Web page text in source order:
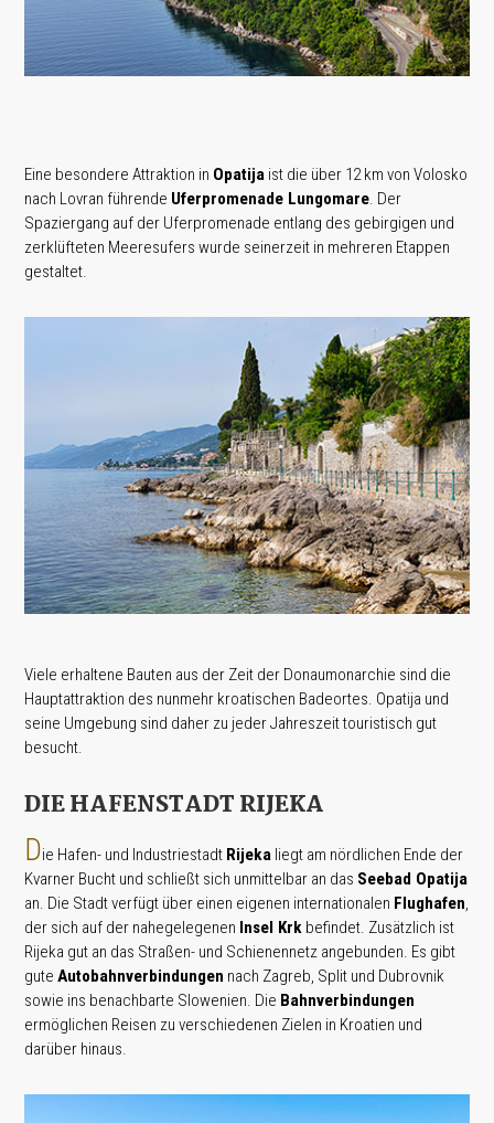
Eine besondere Attraktion in Opatija ist die über 12 km von Volosko
nach Lovran führende Uferpromenade Lungomare. Der
Spaziergang auf der Uferpromenade entlang des gebirgigen und
zerklüfteten Meeresufers wurde seinerzeit in mehreren Etappen
gestaltet.
Viele erhaltene Bauten aus der Zeit der Donaumonarchie sind die
Hauptattraktion des nunmehr kroatischen Badeortes. Opatija und
seine Umgebung sind daher zu jeder Jahreszeit touristisch gut
besucht.
DIE HAFENSTADT RIJEKA
Die Hafen- und Industriestadt Rijeka liegt am nördlichen Ende der
Kvarner Bucht und schließt sich unmittelbar an das Seebad Opatija
an. Die Stadt verfügt über einen eigenen internationalen Flughafen,
der sich auf der nahegelegenen Insel Krk befindet. Zusätzlich ist
Rijeka gut an das Straßen- und Schienennetz angebunden. Es gibt
guteAutobahnverbindungen nach Zagreb, Split und Dubrovnik
sowie ins benachbarte Slowenien. Die Bahnverbindungen
ermöglichen Reisen zu verschiedenen Zielen in Kroatien und
darüber hinaus.